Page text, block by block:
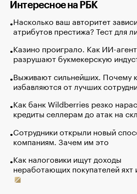
Интересное на РБК
Насколько ваш авторитет
атрибутов престижа? Тест для
Казино проиграло. Как ИИ-
разрушают букмекерскую
Выживают сильнейших. Почему
избавляются от лучших
Как банк Wildberries резко
кредиты селлерам до атак на
Сотрудники открыли новый
компаниям. Зачем им это
Как налоговики ищут доходы
неработающих покупателей яхт